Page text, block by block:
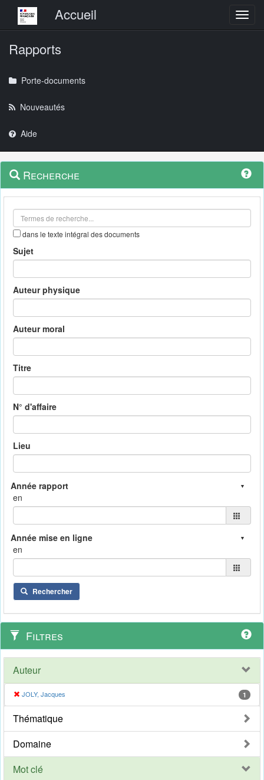
Menu principalAccueil
Rapports
Porte-documents
Nouveautés
Aide
Navigation
outils
Menu
contextuel
Recherche
dans le texte intégral des documents
Sujet
Auteur physique
Auteur moral
Titre
N° d'affaire
Lieu
en
en
Rechercher
Filtres
Auteur
JOLY, Jacques 1
Thématique
Domaine
Mot clé